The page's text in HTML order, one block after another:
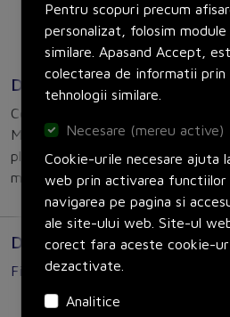
Adauga in
Descriere
Connector, Universal, 5-position,
M12, A, Screw connection, knurl
plated, cable gland Pg9, external
mm
Documente
Fisa tehnica
SACC-M12MS-5CON-PG 9-
Pentru scopuri precum
personalizat, folosim
similare. Apasand Accept,
colectarea de informatii prin
tehnologii similare.
Necesare (mereu active)
Cookie-urile necesare ajuta
web prin activarea functiilor
navigarea pe pagina si
ale site-ului web. Site-ul
corect fara aceste cookie-
dezactivate.
Analitice